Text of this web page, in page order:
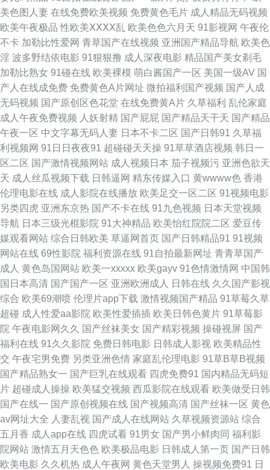
91网站国产视频观看 91n剧场 日朝大片 国产91系列在线播放 91永久免费观
看 91老司机福利 婷婷五月深爱激情 欧美另类视频在线观看 俺去也狼人干 91
精品做爱视频 色国产欧美日韩 精品久久97麻豆 91网页免费在线观看 91苍苍
影院 日屄导航 香蕉视频黄 深爱91网 国产精品污 97支援总站大香蕉 91岛国
熟女am 婷婷福利伦理影院 亚欧伦理导航 婷婷四色 加勒比东京热伊人 91资
源国产在线 91专区在线欢看 91麻豆红杏天美 91传媒熊猫 91福利 91看片
app 91免费性爱色情 自拍探花第一页 91福利姬91 影音先锋中文字幕18 狼
友成人网站 欧美性极品伪娘 男人的天堂综合网 国内av自拍 精品国产乱码久
久婷婷 久操资源站 精品东京热av 国产成人久久 久草福利在线 黄网站1 国产
专区123 wwwsese 成人福利导航蜜桃 国产日韩另类精品综合 国产熟女一区
东京热男人的天堂09 肏屄AB 蜜臀视频网站 欧美成久久 久久精品品国产 久
草日本亚洲 国产精品无吗 九九久久精品视频 国产传媒自拍 韩日VT色情网站
av日韩 91精品拳交 伊人成人色网 欧美色图宗合网 在线亚洲欧美国产 大香蕉
9久1 久久另类精品国产 国产精品永久 爱豆传媒熊猫成人 午夜黄色影院 四虎
东方在线观看网址 国产午夜经典91福利 日韩免费av网站 91丝袜国产足交网
美色图人妻 在线免费欧美视频 免费黄色毛片 成人精品无码视频
欧美午夜极品 性欧美ⅩⅩⅩⅩ乱 欧美色色六月天 91影视网 午夜伦
不卡 加勒比性爱网 青草国产在线视频 亚洲国产精品导航 欧美色
淫 波多野结依电影 91狠狠撸 成人深夜电影 精品国产美女剃毛
加勒比熟女 91碰在线 欧美裸模 萌白酱国产一区 美国一级AV 国
产人在线成免费 免费黄色A片网址 微拍福利国产视频 国产人成
无码视频 国产原创区色花堂 在线免费黄A片 久草福利 乱伦家庭
成人午夜免费视频 人妖射精 国产屁屁 国产精品天干天 国产精品
午夜一区 中文字幕无码人妻 日本不卡二区 国产日韩91 久草福
利视频网 91日日夜夜91 超碰碰天天操 91草草酒店视频 韩日一
区二区 国产激情视频网站 成人视频日本 茄子视频污 亚洲色欲天
天 成人丝瓜视频下载 日韩逼网 精东传媒入口 黄wwww色 香港
伦理电影在线 成人影院在线播放 欧美足交一区二区 91视频电影
另类四虎 亚洲东京热 国产不卡在线 91九色视频 日本天堂视频
导航 日本三级光棍影院 91大神精品 欧美怡红院院二区 爱豆传
媒观看网站 综合日韩欧美 草逼网首页 国产日韩精品91 91视频
网站在线 69性影院 福利资源在线 91自拍最新网址 青青草国产
成人 黄色岛国网站 欧美一xxxxx 欧美gayv 91色情激情网 中国韩
国日本高清 国产国产一区 亚洲欧洲成人 日韩在线 久久国产影视
综合 欧美69潮喷 伦理片app下载 激情视频国产精品 91草莓久草
超碰 成人性爱aa影院 欧美性爱插插 欧美日韩色黄片 91草莓影
院 午夜电影网久久 国产丝袜美女 国产精彩视频 操碰视屏 国产
福利在线 91久久影院 免费日韩电影 日韩成人影视 欧美精品性
交 午夜宅男免费 另类亚洲色情 家庭乱伦理电影 91草B草B视频
国产精品熟女一 国产巨乳在线观看 四虎免费91 国内精品无码短
片 超碰成人操操 欧美猛交视频 西瓜影院在线观看 欧美做受日韩
国产在线一 国产原创视频在线 国产视频高清 国产丝袜一区 黄色
av网址大全 人妻乱视 国产成人在线网站 久草视频资源站 综合
五月香 成人app在线 四虎试看 91男女 国产男小鲜肉同 福利影
院网站 激情五月天色色 欧美极品电影 日韩成人第一页 国产日韩
欧美电影 久久机热 成人午夜网 黄色天堂男人 操视频免费91 日